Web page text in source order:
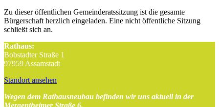
Zu dieser öffentlichen Gemeinderatssitzung ist die gesamte
Bürgerschaft herzlich eingeladen. Eine nicht öffentliche Sitzung
schließt sich an.
Rathaus:
Bobstadter Straße 1
97959 Assamstadt
Standort ansehen
Wegen dem Rathausneubau befinden wir uns aktuell in der
Mergentheimer Straße 6.